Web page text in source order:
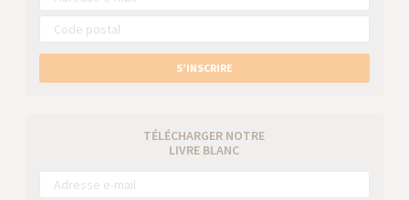
S’INSCRIRE
TÉLÉCHARGER NOTRE
LIVRE BLANC